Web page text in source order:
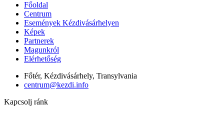
Főoldal
Centrum
Események Kézdivásárhelyen
Képek
Partnerek
Magunkról
Elérhetőség
Főtér, Kézdivásárhely, Transylvania
centrum@kezdi.info
Kapcsolj ránk